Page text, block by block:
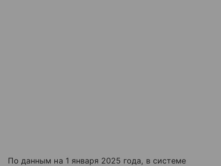
По данным на 1 января 2025 года, в системе